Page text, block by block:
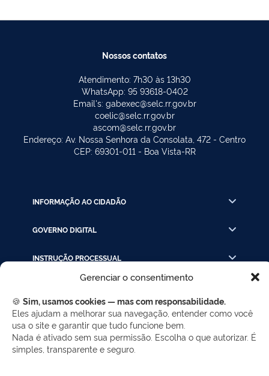
Gerenciar o consentimento
🍪 Sim, usamos cookies — mas com responsabilidade.
Eles ajudam a melhorar sua navegação, entender como você
usa o site e garantir que tudo funcione bem.
Nada é ativado sem sua permissão. Escolha o que autorizar. É
simples, transparente e seguro.
Nossos contatos
Atendimento: 7h30 às 13h30
WhatsApp: 95 93618-0402
Email's: gabexec@selc.rr.gov.br
coelic@selc.rr.gov.br
ascom@selc.rr.gov.br
Endereço: Av. Nossa Senhora da Consolata, 472 - Centro
CEP: 69301-011 - Boa Vista-RR
INFORMAÇÃO AO CIDADÃO
GOVERNO DIGITAL
INSTRUÇÃO PROCESSUAL
REDES SOCIAIS
Facebook
Twitter
LinkedIn
Instagram